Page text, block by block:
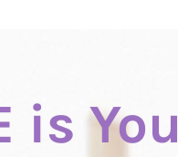
is You